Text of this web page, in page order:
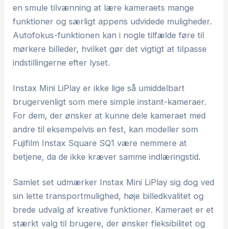
en smule tilvænning at lære kameraets mange
funktioner og særligt appens udvidede muligheder.
Autofokus-funktionen kan i nogle tilfælde føre til
mørkere billeder, hvilket gør det vigtigt at tilpasse
indstillingerne efter lyset.
Instax Mini LiPlay er ikke lige så umiddelbart
brugervenligt som mere simple instant-kameraer.
For dem, der ønsker at kunne dele kameraet med
andre til eksempelvis en fest, kan modeller som
Fujifilm Instax Square SQ1 være nemmere at
betjene, da de ikke kræver samme indlæringstid.
Samlet set udmærker Instax Mini LiPlay sig dog ved
sin lette transportmulighed, høje billedkvalitet og
brede udvalg af kreative funktioner. Kameraet er et
stærkt valg til brugere, der ønsker fleksibilitet og